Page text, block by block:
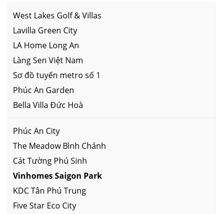
West Lakes Golf & Villas
Lavilla Green City
LA Home Long An
Làng Sen Việt Nam
Sơ đồ tuyến metro số 1
Phúc An Garden
Bella Villa Đức Hoà
Phúc An City
The Meadow Bình Chánh
Cát Tường Phú Sinh
Vinhomes Saigon Park
KDC Tân Phú Trung
Five Star Eco City